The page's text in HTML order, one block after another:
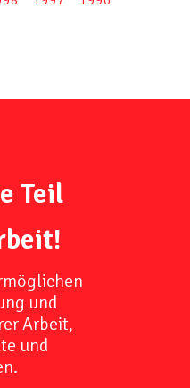
Teil
und
Arbeit,
und